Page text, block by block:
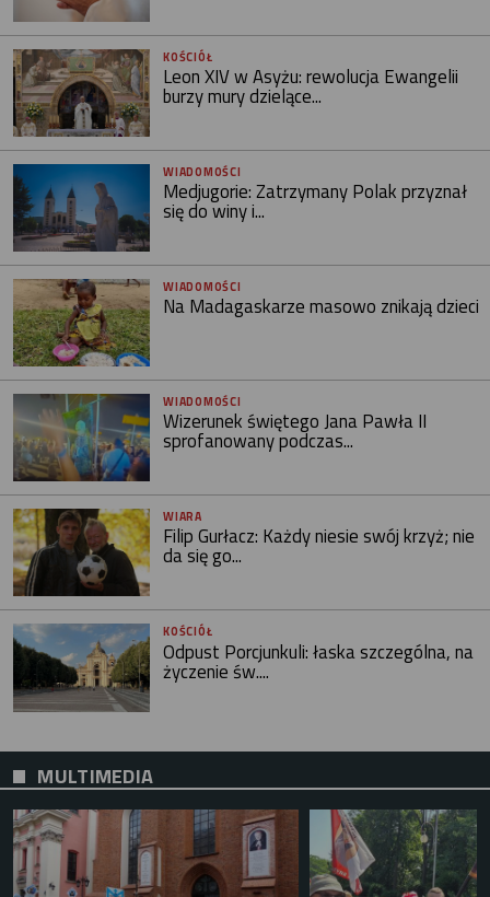
KOŚCIÓŁ
Leon XIV w Asyżu: rewolucja Ewangelii
burzy mury dzielące...
WIADOMOŚCI
Medjugorie: Zatrzymany Polak przyznał
się do winy i...
WIADOMOŚCI
Na Madagaskarze masowo znikają dzieci
WIADOMOŚCI
Wizerunek świętego Jana Pawła II
sprofanowany podczas...
WIARA
Filip Gurłacz: Każdy niesie swój krzyż; nie
da się go...
KOŚCIÓŁ
Odpust Porcjunkuli: łaska szczególna, na
życzenie św....
MULTIMEDIA